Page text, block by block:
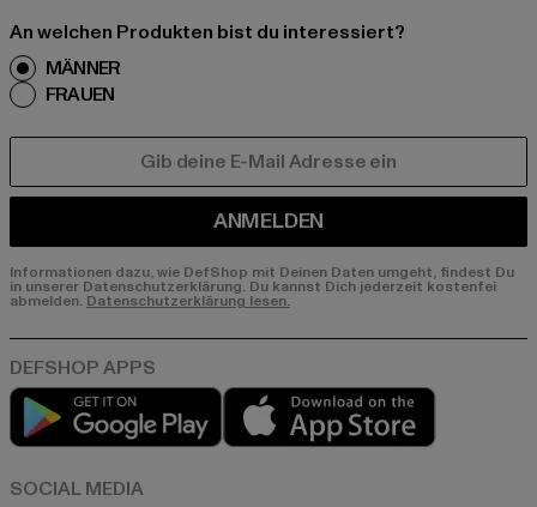
An welchen Produkten bist du interessiert?
MÄNNER
FRAUEN
ANMELDEN
Informationen dazu, wie DefShop mit Deinen Daten umgeht, findest Du
in unserer Datenschutzerklärung. Du kannst Dich jederzeit kostenfei
abmelden. Datenschutzerklärung lesen.
Play market